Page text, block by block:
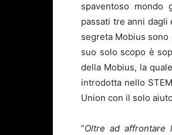
spaventoso mondo
passati tre anni dagli
segreta Mobius
suo solo scopo è
della Mobius, la
introdotta nello
Union con il solo
”Oltre ad affrontare